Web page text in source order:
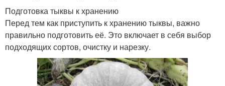
Подготовка тыквы к хранению
Перед тем как приступить к хранению тыквы, важно
правильно подготовить её. Это включает в себя выбор
подходящих сортов, очистку и нарезку.